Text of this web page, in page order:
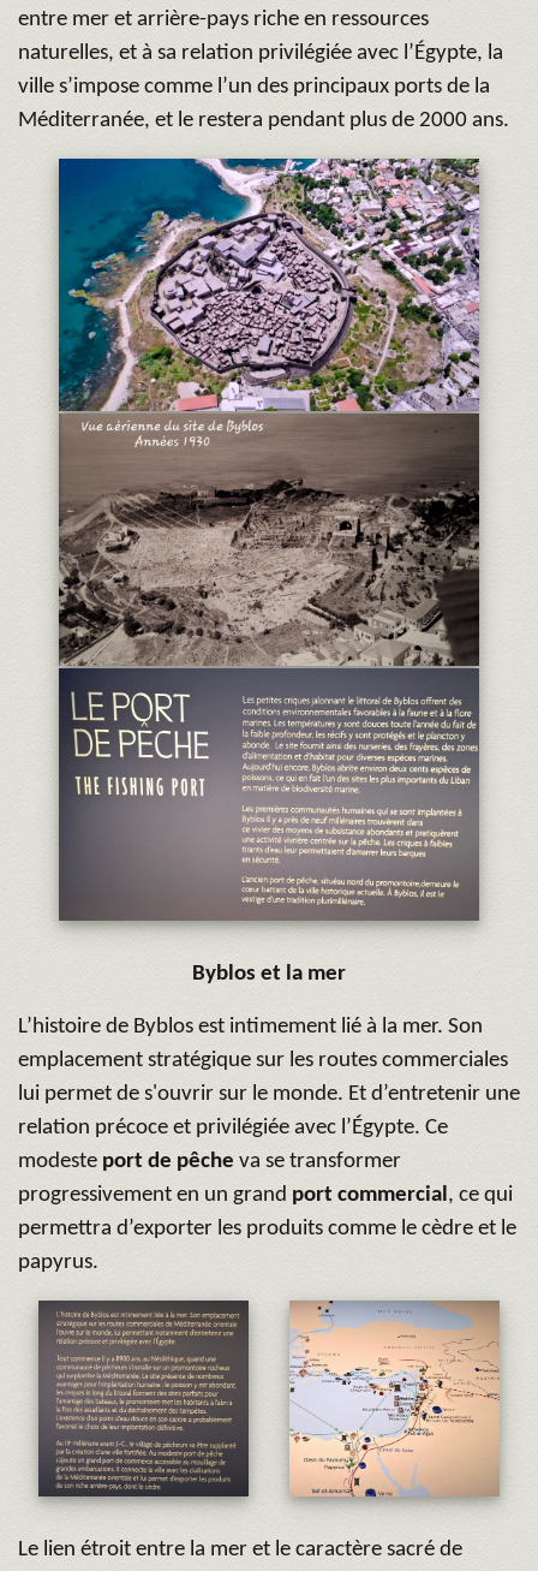
entre mer et arrière-pays riche en ressources
naturelles, et à sa relation privilégiée avec l’Égypte, la
ville s’impose comme l’un des principaux ports de la
Méditerranée, et le restera pendant plus de 2000 ans.
Byblos et la mer
L’histoire de Byblos est intimement lié à la mer. Son
emplacement stratégique sur les routes commerciales
lui permet de s'ouvrir sur le monde. Et d’entretenir une
relation précoce et privilégiée avec l’Égypte. Ce
modeste port de pêche va se transformer
progressivement en un grand port commercial, ce qui
permettra d’exporter les produits comme le cèdre et le
papyrus.
Le lien étroit entre la mer et le caractère sacré de